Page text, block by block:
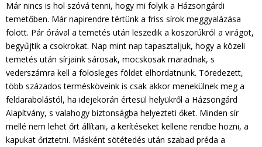
Már nincs is hol szóvá tenni, hogy mi folyik a Házsongárdi
temetőben. Már napirendre tértünk a friss sírok meggyalázása
fölött. Pár órával a temetés után leszedik a koszorúkról a virágot,
begyűjtik a csokrokat. Nap mint nap tapasztaljuk, hogy a közeli
temetés után sírjaink sárosak, mocskosak maradnak, s
vederszámra kell a fölösleges földet elhordatnunk. Töredezett,
több százados termésköveink is csak akkor menekülnek meg a
feldarabolástól, ha idejekorán értesül helyükről a Házsongárd
Alapítvány, s valahogy biztonságba helyezteti őket. Minden sír
mellé nem lehet őrt állítani, a kerítéseket kellene rendbe hozni, a
kapukat őriztetni. Másként sötétedés után szabad préda a